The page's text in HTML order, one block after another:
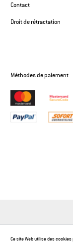
Contact
Droit de rétractation
Méthodes de paiement
Ce site Web utilise des